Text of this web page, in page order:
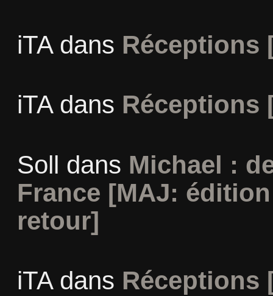
iTAdans Réceptions
iTAdans Réceptions
Soll dans Michael :
France [MAJ:
retour]
iTAdans Réceptions